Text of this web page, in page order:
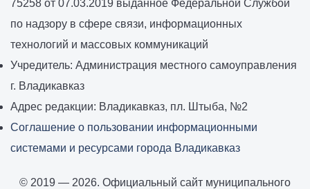
75258 от 07.03.2019 выданное Федеральной Службой
по надзору в сфере связи, информационных
технологий и массовых коммуникаций
Учредитель: Администрация местного самоуправления
г. Владикавказ
Адрес редакции: Владикавказ, пл. Штыба, №2
Соглашение о пользовании информационными
системами и ресурсами города Владикавказ
© 2019 — 2026. Официальный сайт муниципального